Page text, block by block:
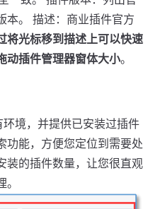
本。 描述：商业插件官方
将光标移到描述上可以快速
动插件管理器窗体大小。
境，并提供已安装过插件
功能，方便您定位到需要处
装的插件数量，让您很直观